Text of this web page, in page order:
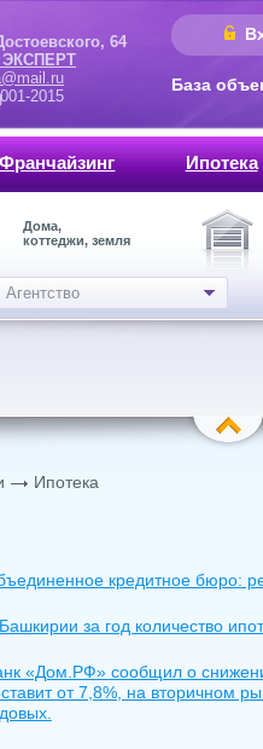
64
ЭКСПЕРТ
2015
База
Франчайзинг Ипотека
Дома,
коттеджи, земля
Агентство
Ипотека
кредитное бюро:
за год количество
«Дом.РФ» сообщил о
от 7,8%, на вторичном